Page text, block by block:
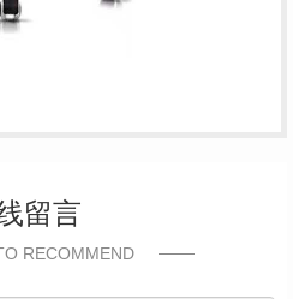
留言
RECOMMEND